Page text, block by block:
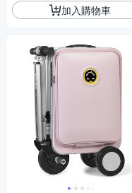
加入購物車